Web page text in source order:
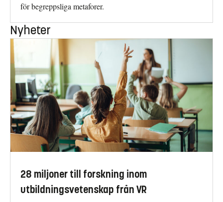
för begreppsliga metaforer.
Nyheter
28 miljoner till forskning inom
utbildningsvetenskap från VR